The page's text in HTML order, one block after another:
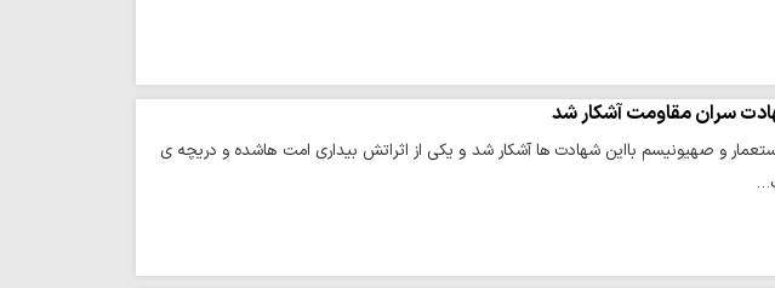
سران مقاومت آشکار شد
و صهیونیسم بااین شهادت ها آشکار شد و یکی از اثراتش بیداری امت هاشده و دریچه ی